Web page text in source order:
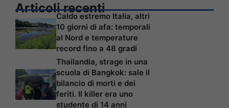
Articoli recenti
Caldo estremo Italia, altri
10 giorni di afa: temporali
al Nord e temperature
record fino a 48 gradi
Thailandia, strage in una
scuola di Bangkok: sale il
bilancio di morti e dei
feriti. Il killer era uno
studente di 14 anni